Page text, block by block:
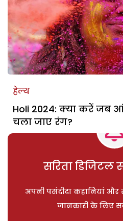
हेल्थ
Holi 2024: क्या करें जब
चला जाए रंग?
सरिता डिजिटल
अपनी पसंदीदा कहानियां और
जानकारी के लिए